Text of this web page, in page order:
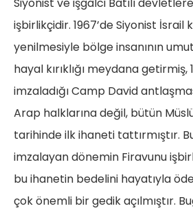
Siyonist ve işgalci Batılı
işbirlikçidir. 1967’de Siyonist İsrail
yenilmesiyle bölge insanının
hayal kırıklığı meydana getirmiş,
imzaladığı Camp David
Arap halklarına değil, bütün
tarihinde ilk ihaneti tattırmıştır.
imzalayan dönemin Firavunu
bu ihanetin bedelini hayatıyla
çok önemli bir gedik açılmıştır.